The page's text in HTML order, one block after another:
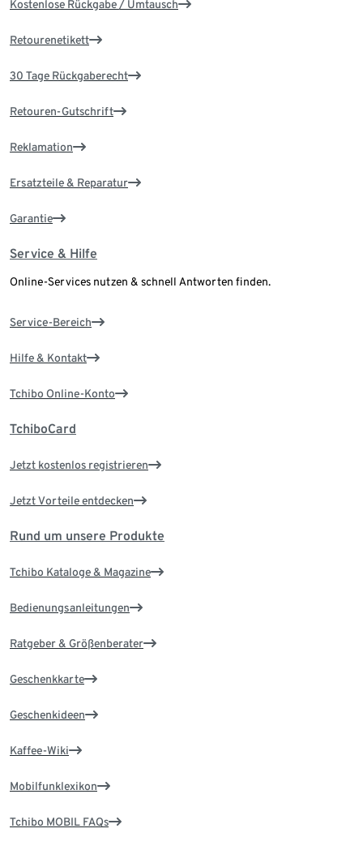
Kostenlose Rückgabe / Umtausch
Retourenetikett
30 Tage Rückgaberecht
Retouren-Gutschrift
Reklamation
Ersatzteile & Reparatur
Garantie
Service & Hilfe
Online-Services nutzen & schnell Antworten finden.
Service-Bereich
Hilfe & Kontakt
Tchibo Online-Konto
TchiboCard
Jetzt kostenlos registrieren
Jetzt Vorteile entdecken
Rund um unsere Produkte
Tchibo Kataloge & Magazine
Bedienungsanleitungen
Ratgeber & Größenberater
Geschenkkarte
Geschenkideen
Kaffee-Wiki
Mobilfunklexikon
Tchibo MOBIL FAQs